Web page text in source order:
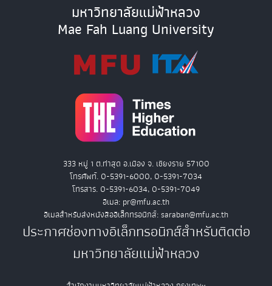
มหาวิทยาลัยแม่ฟ้าหลวง
Mae Fah Luang University
333 หมู่ 1 ต.ท่าสุด อ.เมือง จ. เชียงราย 57100
โทรศัพท์. 0-5391-6000, 0-5391-7034
โทรสาร. 0-5391-6034, 0-5391-7049
อีเมล: pr@mfu.ac.th
อีเมลสำหรับส่งหนังสืออิเล็กทรอนิกส์: saraban@mfu.ac.th
ประกาศช่องทางอิเล็กทรอนิกส์สำหรับติดต่อ
มหาวิทยาลัยแม่ฟ้าหลวง